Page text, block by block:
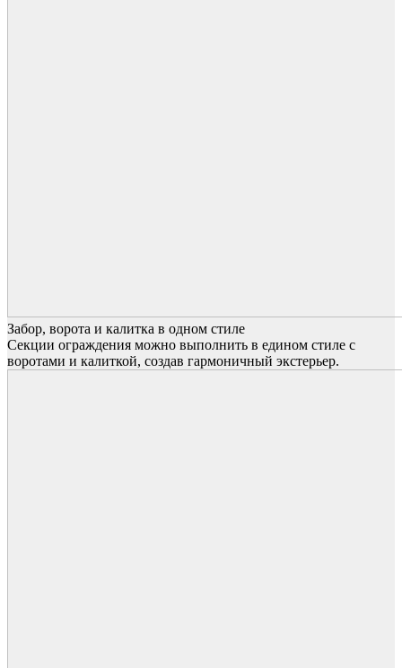
Забор, ворота и калитка в одном стиле
Секции ограждения можно выполнить в едином стиле с
воротами и калиткой, создав гармоничный экстерьер.